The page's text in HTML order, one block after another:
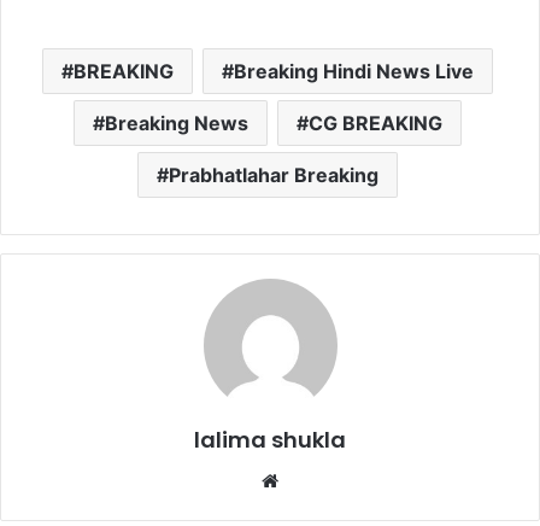
BREAKING Breaking Hindi News Live
Breaking News CG BREAKING
Prabhatlahar Breaking
lalima shukla